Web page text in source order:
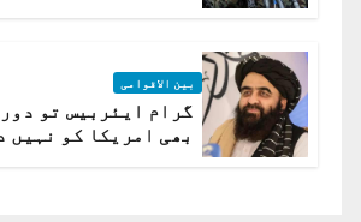
بین الاقوامی
گرام ایئربیس تو
بھی امریکا کو نہیں